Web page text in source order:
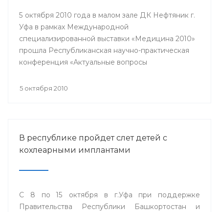
5 октября 2010 года в малом зале ДК Нефтяник г.
Уфа в рамках Международной
специализированной выставки «Медицина 2010»
прошла Республиканская научно-практическая
конференция «Актуальные вопросы
5 октября 2010
В республике пройдет слет детей с
кохлеарными имплантами
С 8 по 15 октября в г.Уфа при поддержке
Правительства Республики Башкортостан и